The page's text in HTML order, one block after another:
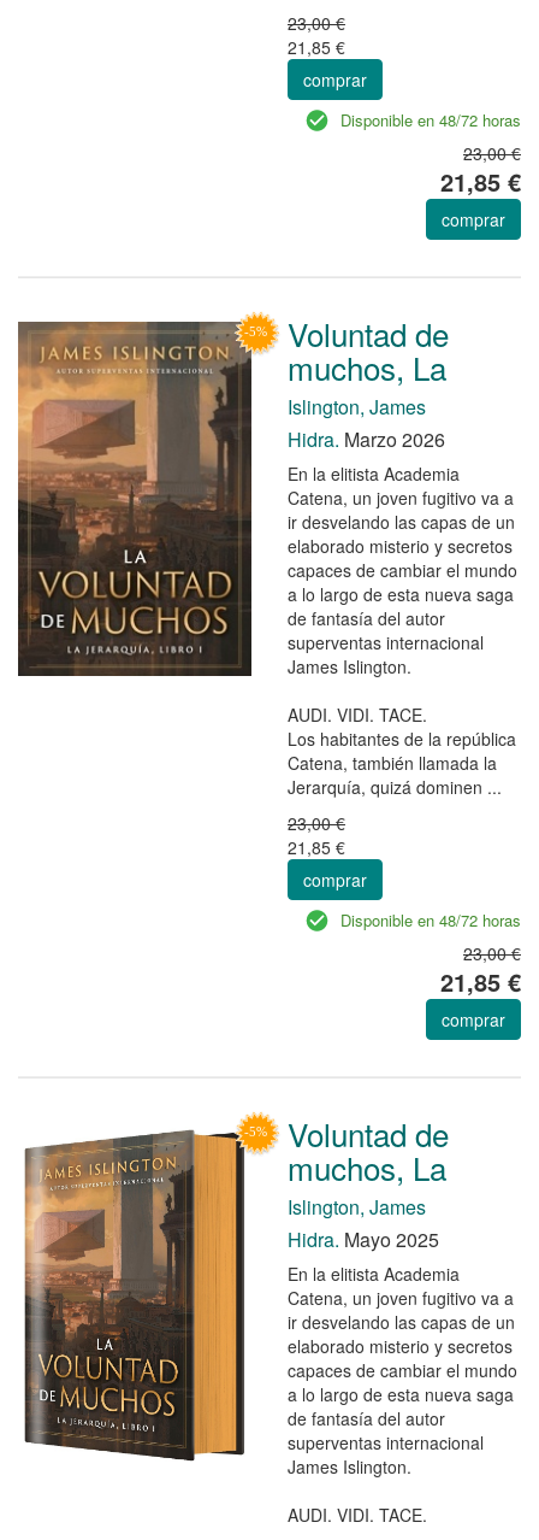
23,00 €
21,85 €
comprar
Disponible en 48/72 horas
23,00 €
21,85 €
comprar
Voluntad de
muchos, La
Islington, James
Hidra. Marzo 2026
En la elitista Academia
Catena, un joven fugitivo va a
ir desvelando las capas de un
elaborado misterio y secretos
capaces de cambiar el mundo
a lo largo de esta nueva saga
de fantasía del autor
superventas internacional
James Islington.
AUDI. VIDI. TACE.
Los habitantes de la república
Catena, también llamada la
Jerarquía, quizá dominen ...
23,00 €
21,85 €
comprar
Disponible en 48/72 horas
23,00 €
21,85 €
comprar
Voluntad de
muchos, La
Islington, James
Hidra. Mayo 2025
En la elitista Academia
Catena, un joven fugitivo va a
ir desvelando las capas de un
elaborado misterio y secretos
capaces de cambiar el mundo
a lo largo de esta nueva saga
de fantasía del autor
superventas internacional
James Islington.
AUDI. VIDI. TACE.